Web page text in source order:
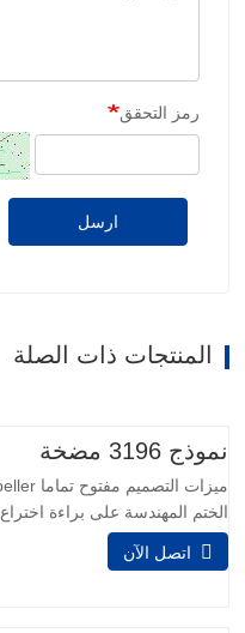
رمز التحقق
ارسل
المنتجات ذات الصلة
نموذج 3196 مضخة
الختم المهندسة على براءة اختراع
اتصل الآن